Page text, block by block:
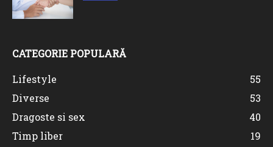
CATEGORIE POPULARĂ
Lifestyle
55
Diverse
53
Dragoste si sex
40
Timp liber
19